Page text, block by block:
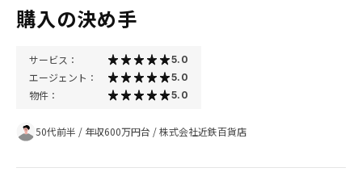
購入の決め手
サービス： 5.0
エージェント： 5.0
物件： 5.0
50代前半 / 年収600万円台 /株式会社近鉄百貨店